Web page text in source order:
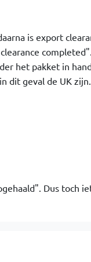
is export
het pakket in
dit geval de UK
Dus toch